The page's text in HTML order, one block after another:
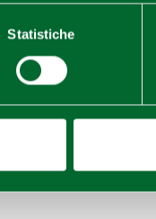
Statistiche